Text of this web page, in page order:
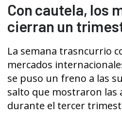
Con cautela, los
cierran un
La semana trasncurrio
mercados
se puso un freno a las
salto que mostraron las
durante el tercer